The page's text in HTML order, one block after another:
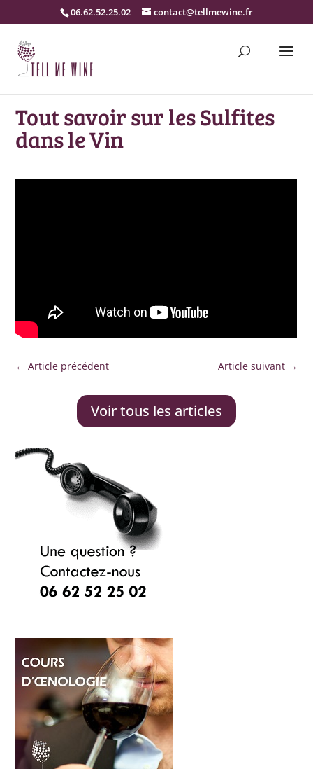
06.62.52.25.02 contact@tellmewine.fr
Tout savoir sur les Sulfites
dans le Vin
←Article précédent Article suivant→
Voir tous les articles